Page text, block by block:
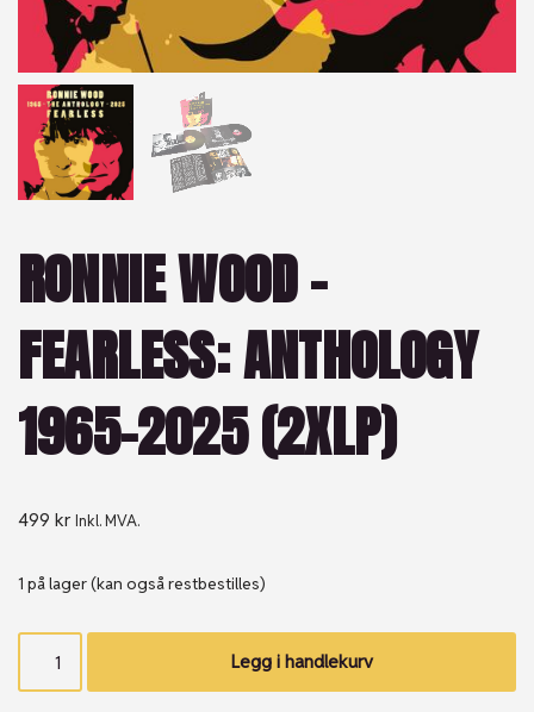
RONNIE WOOD –
FEARLESS: ANTHOLOGY
1965-2025 (2XLP)
499 kr Inkl. MVA.
1 på lager (kan også restbestilles)
Legg i handlekurv